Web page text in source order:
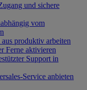
und sichere
vom
produktiv arbeiten
Ferne aktivieren
Support in
Service anbieten